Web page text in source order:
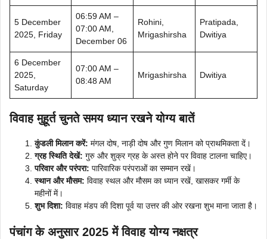
5 December
2025, Friday
06:59 AM –
07:00 AM,
December 06
Rohini,
Mrigashirsha
Pratipada,
Dwitiya
6 December
2025,
Saturday
07:00 AM –
08:48 AM
Mrigashirsha Dwitiya
विवाह मुहूर्त चुनते समय ध्यान रखने योग्य बातें
कुंडली मिलान करें: मंगल दोष, नाड़ी दोष और गुण मिलान को प्राथमिकता दें।
ग्रह स्थिति देखें: गुरु और शुक्र ग्रह के अस्त होने पर विवाह टालना चाहिए।
परिवार और परंपरा: पारिवारिक परंपराओं का सम्मान रखें।
स्थान और मौसम: विवाह स्थल और मौसम का ध्यान रखें, खासकर गर्मी के
महीनों में।
शुभ दिशा: विवाह मंडप की दिशा पूर्व या उत्तर की ओर रखना शुभ माना जाता है।
पंचांग के अनुसार 2025 में विवाह योग्य नक्षत्र